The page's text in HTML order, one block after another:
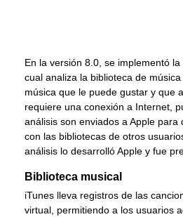
En la versión 8.0, se implementó
cual analiza la biblioteca de
música que le puede gustar y que
requiere una conexión a Internet,
análisis son enviados a Apple
con las bibliotecas de otros
análisis lo desarrolló Apple y fue
Biblioteca musical
iTunes lleva registros de las
virtual, permitiendo a los usuarios